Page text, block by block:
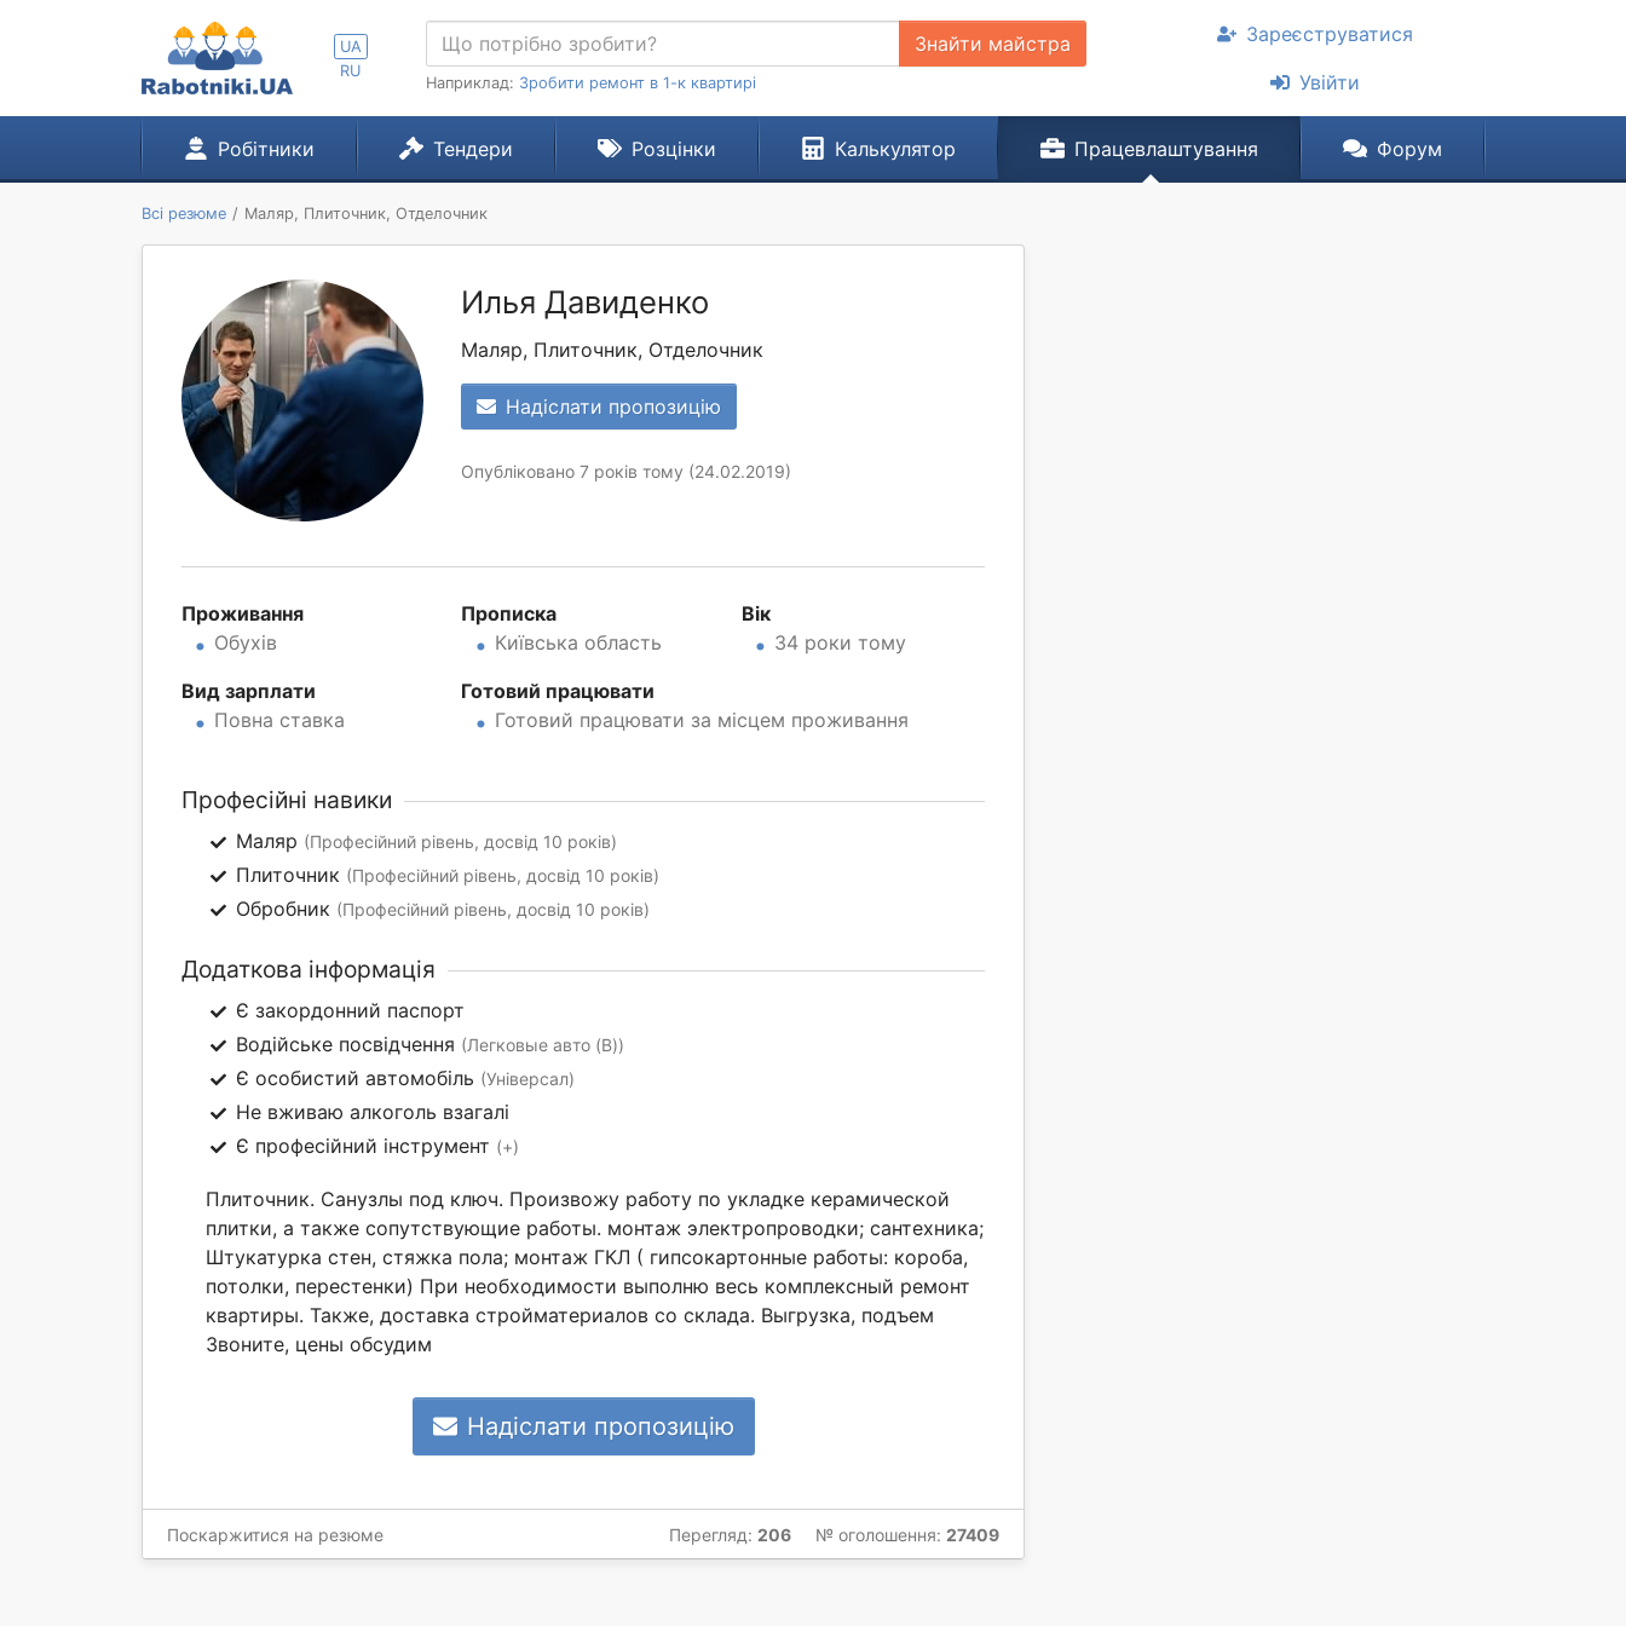
UA
RU
Знайти майстра
Наприклад: Зробити ремонт в 1-к квартирі
Зареєструватися
Увійти
Робітники Тендери Розцінки Калькулятор Працевлаштування Форум
Всі резюме Маляр, Плиточник, Отделочник
Илья Давиденко
Маляр, Плиточник, Отделочник
Надіслати пропозицію
Опубліковано 7 років тому (24.02.2019)
Проживання
Обухів
Прописка
Київська область
Вік
34 роки тому
Вид зарплати
Повна ставка
Готовий працювати
Готовий працювати за місцем проживання
Професійні навики
Маляр (Професійний рівень, досвід 10 років)
Плиточник (Професійний рівень, досвід 10 років)
Обробник (Професійний рівень, досвід 10 років)
Додаткова інформація
Є закордонний паспорт
Водійське посвідчення (Легковые авто (B))
Є особистий автомобіль (Універсал)
Не вживаю алкоголь взагалі
Є професійний інструмент (+)
Плиточник. Санузлы под ключ. Произвожу работу по укладке керамической
плитки, а также сопутствующие работы. монтаж электропроводки; сантехника;
Штукатурка стен, стяжка пола; монтаж ГКЛ ( гипсокартонные работы: короба,
потолки, перестенки) При необходимости выполню весь комплексный ремонт
квартиры. Также, доставка стройматериалов со склада. Выгрузка, подъем
Звоните, цены обсудим
Надіслати пропозицію
Поскаржитися на резюме Перегляд: 206 № оголошення: 27409